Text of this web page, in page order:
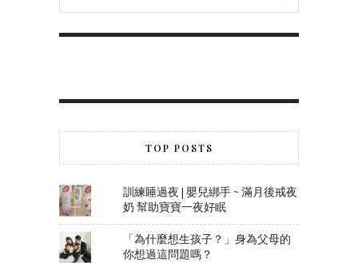
TOP POSTS
訓練睡過夜 | 嬰兒綁手 ~ 滿月後戒夜
奶 幫助寶寶一夜好眠
「為什麼想生孩子？」身為父母的
你想過這問題嗎？